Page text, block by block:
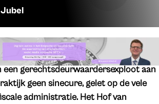
Jubel
een gerechtsdeurwaardersexploot aan
geen sinecure, gelet op de vele
administratie. Het Hof van